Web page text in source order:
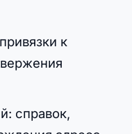
к
справок,